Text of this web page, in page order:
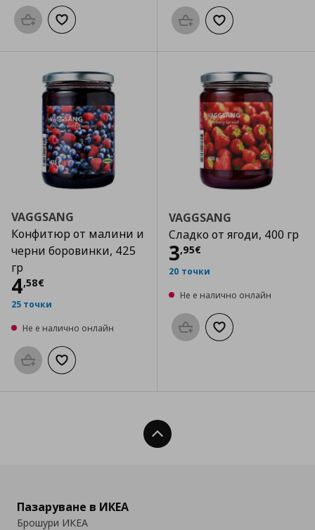
Προσθήκη στο καλάθι
Добави към списъка с любимиΠροσθήκη στο καλάθι
Добави към
VAGGSANG
Конфитюр от малини и
черни боровинки, 425
гр
4,58€
Цена
25 точки
Не е налично онлайн
Προσθήκη στο καλάθι
Добави към списъка с любими
VAGGSANG
Сладко от ягоди, 400 гр
3,95€
Цена
20 точки
Не е налично онлайн
Προσθήκη στο καλάθι
Добави към
Нагоре
Пазаруване в ИКЕА
Брошури ИКЕА